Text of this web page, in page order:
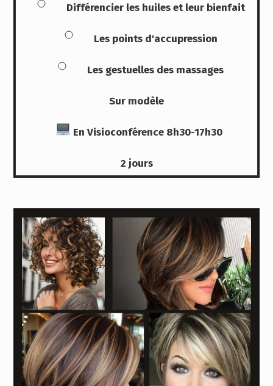
Différencier les huiles et leur bienfait
Les points d'accupression
Les gestuelles des massages
Sur modèle
En Visioconférence 8h30-17h30
2 jours